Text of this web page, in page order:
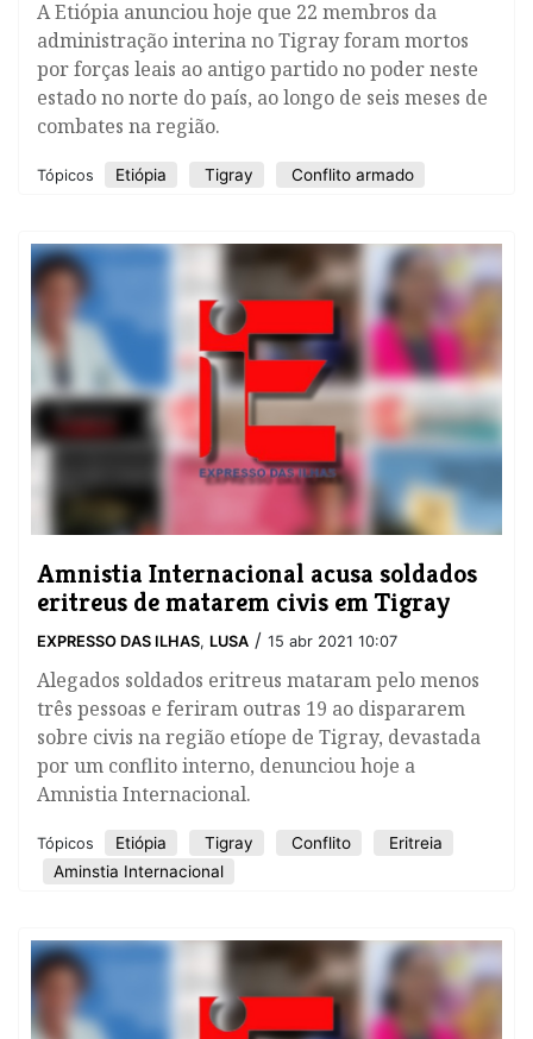
A Etiópia anunciou hoje que 22 membros da
administração interina no Tigray foram mortos
por forças leais ao antigo partido no poder neste
estado no norte do país, ao longo de seis meses de
combates na região.
Tópicos Etiópia Tigray Conflito armado
Amnistia Internacional acusa soldados
eritreus de matarem civis em Tigray
EXPRESSO DAS ILHAS, LUSA / 15 abr 2021 10:07
Alegados soldados eritreus mataram pelo menos
três pessoas e feriram outras 19 ao dispararem
sobre civis na região etíope de Tigray, devastada
por um conflito interno, denunciou hoje a
Amnistia Internacional.
Tópicos Etiópia Tigray Conflito
Eritreia
Aminstia Internacional